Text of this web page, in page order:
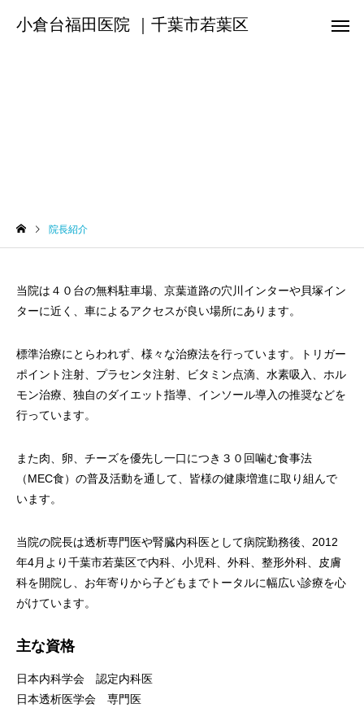
小倉台福田医院 ｜千葉市若葉区
院長紹介
当院は４０台の無料駐車場、京葉道路の穴川インターや貝塚イン
ターに近く、車によるアクセスが良い場所にあります。
標準治療にとらわれず、様々な治療法を行っています。トリガー
ポイント注射、プラセンタ注射、ビタミン点滴、水素吸入、ホル
モン治療、独自のダイエット指導、インソール導入の推奨などを
行っています。
また肉、卵、チーズを優先し一口につき３０回噛む食事法
（MEC食）の普及活動を通して、皆様の健康増進に取り組んで
います。
当院の院長は透析専門医や腎臓内科医として病院勤務後、2012
年4月より千葉市若葉区で内科、小児科、外科、整形外科、皮膚
科を開院し、お年寄りから子どもまでトータルに幅広い診療を心
がけています。
主な資格
日本内科学会 認定内科医
日本透析医学会 専門医